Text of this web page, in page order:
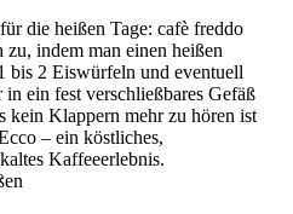
die heißen Tage: cafè freddo
zu, indem man einen heißen
bis 2 Eiswürfeln und eventuell
ein fest verschließbares Gefäß
kein Klappern mehr zu hören ist
– ein köstliches,
Kaffeeerlebnis.